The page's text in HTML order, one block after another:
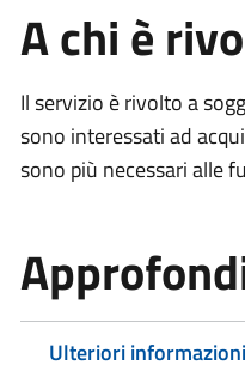
A chi è
Il servizio è rivolto a
sono interessati ad
sono più necessari alle
Ulteriori informazioni